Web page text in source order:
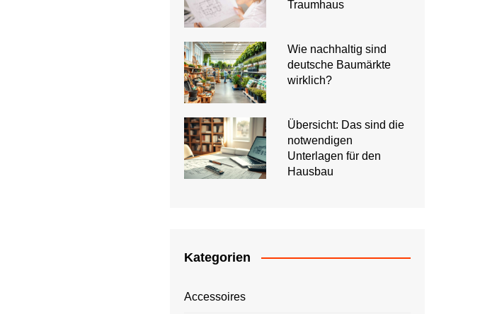
Traumhaus
Wie nachhaltig sind
deutsche Baumärkte
wirklich?
Übersicht: Das sind die
notwendigen
Unterlagen für den
Hausbau
Kategorien
Accessoires